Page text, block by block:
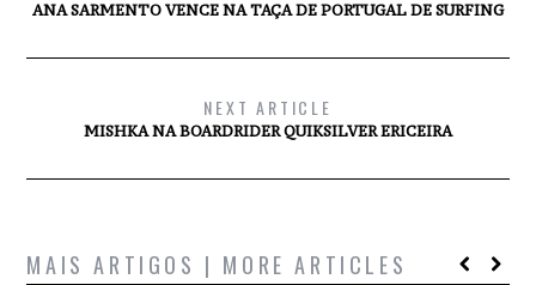
ANA SARMENTO VENCE NA TAÇA DE PORTUGAL DE SURFING
NEXT ARTICLE
MISHKA NA BOARDRIDER QUIKSILVER ERICEIRA
MAIS ARTIGOS | MORE ARTICLES